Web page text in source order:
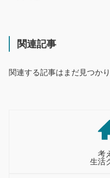
関連記事
関連する記事はまだ見つか
考
生活